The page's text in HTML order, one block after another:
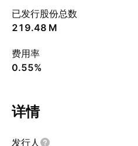
已发行股份总数
‪219.48 M‬
费用率
0.55%
详情
发行人